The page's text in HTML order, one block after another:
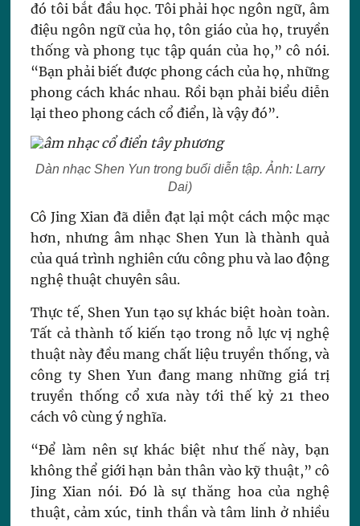
đó tôi bắt đầu học. Tôi phải học ngôn ngữ, âm
điệu ngôn ngữ của họ, tôn giáo của họ, truyền
thống và phong tục tập quán của họ,” cô nói.
“Bạn phải biết được phong cách của họ, những
phong cách khác nhau. Rồi bạn phải biểu diễn
lại theo phong cách cổ điển, là vậy đó”.
Dàn nhạc Shen Yun trong buổi diễn tập. Ảnh: Larry
Dai)
Cô Jing Xian đã diễn đạt lại một cách mộc mạc
hơn, nhưng âm nhạc Shen Yun là thành quả
của quá trình nghiên cứu công phu và lao động
nghệ thuật chuyên sâu.
Thực tế, Shen Yun tạo sự khác biệt hoàn toàn.
Tất cả thành tố kiến tạo trong nỗ lực vị nghệ
thuật này đều mang chất liệu truyền thống, và
công ty Shen Yun đang mang những giá trị
truyền thống cổ xưa này tới thế kỷ 21 theo
cách vô cùng ý nghĩa.
“Để làm nên sự khác biệt như thế này, bạn
không thể giới hạn bản thân vào kỹ thuật,” cô
Jing Xian nói. Đó là sự thăng hoa của nghệ
thuật, cảm xúc, tinh thần và tâm linh ở nhiều